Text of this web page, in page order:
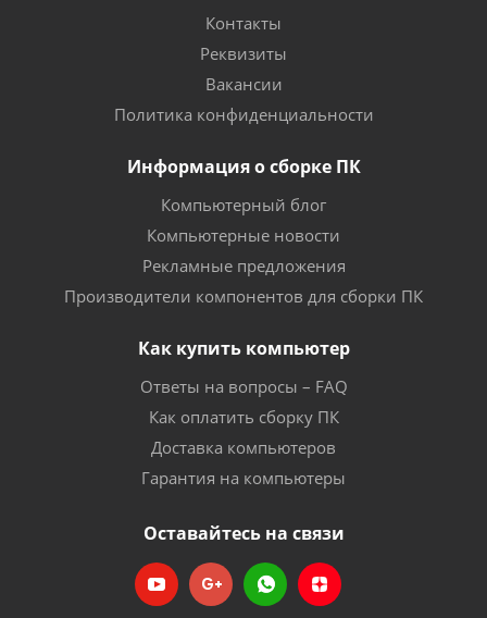
Контакты
Реквизиты
Вакансии
Политика конфиденциальности
Информация о сборке ПК
Компьютерный блог
Компьютерные новости
Рекламные предложения
Производители компонентов для сборки ПК
Как купить компьютер
Ответы на вопросы – FAQ
Как оплатить сборку ПК
Доставка компьютеров
Гарантия на компьютеры
Оставайтесь на связи